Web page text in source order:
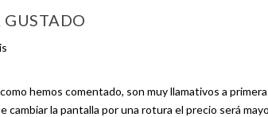
hemos comentado, son muy llamativos a
cambiar la pantalla por una rotura el precio será